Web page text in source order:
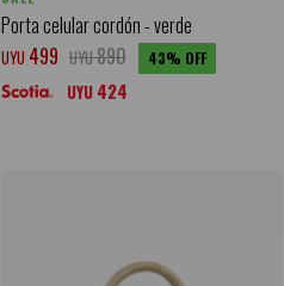
Porta celular cordón - verde
UYU 499 UYU890 43
UYU 424